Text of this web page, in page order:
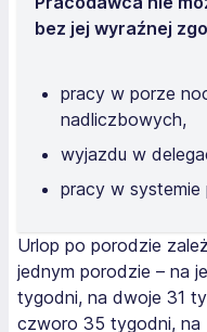
bez jej wyraźnej
pracy w porze
nadliczbowych,
wyjazdu w
pracy w systemie
Urlop po porodzie
jednym porodzie – na
tygodni, na dwoje 31
czworo 35 tygodni, na